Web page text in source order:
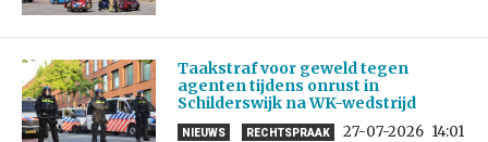
Taakstraf voor geweld tegen
agenten tijdens onrust in
Schilderswijk na WK-wedstrijd
NIEUWS RECHTSPRAAK 27-07-2026 14:01